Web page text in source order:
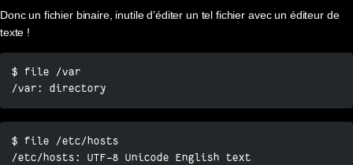
Donc un fichier binaire, inutile d’éditer un tel fichier avec un éditeur de
texte !
$ file /var
/var: directory
$ file /etc/hosts
/etc/hosts: UTF-8 Unicode English text